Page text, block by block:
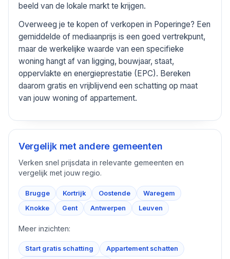
beeld van de lokale markt te krijgen.
Overweeg je te kopen of verkopen in Poperinge? Een
gemiddelde of mediaanprijs is een goed vertrekpunt,
maar de werkelijke waarde van een specifieke
woning hangt af van ligging, bouwjaar, staat,
oppervlakte en energieprestatie (EPC). Bereken
daarom gratis en vrijblijvend een schatting op maat
van jouw woning of appartement.
Vergelijk met andere gemeenten
Verken snel prijsdata in relevante gemeenten en
vergelijk met jouw regio.
Brugge Kortrijk Oostende
Waregem
Knokke
Gent Antwerpen Leuven
Meer inzichten:
Start gratis schatting
Appartement schatten